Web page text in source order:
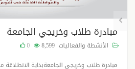
مبادرة طلاب وخريجي الجامعة
الأنشطة والفعاليات 8,599
0
مبادرة طلاب وخريجي الجامعةبداية الانطلاقة